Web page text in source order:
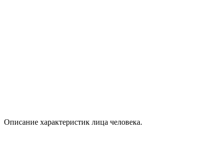
Описание характеристик лица человека.